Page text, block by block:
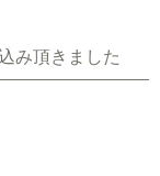
み頂きました